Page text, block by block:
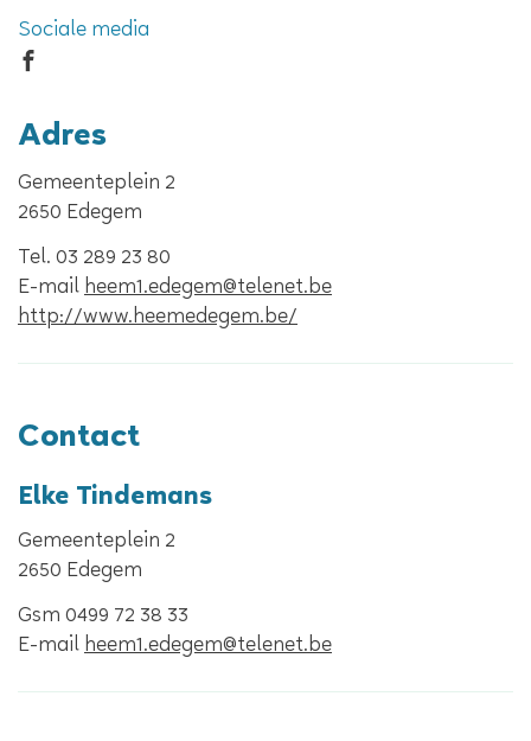
Sociale media
Adres
Gemeenteplein 2
,2650 Edegem
Tel. 03 289 23 80
E-
mail
heem1.edegem@telenet.be
Website
http://www.heemedegem.be/
Contact
Elke Tindemans
Gemeenteplein 2
,2650 Edegem
Gsm 0499 72 38 33
E-
heem1.edegem@telenet.be